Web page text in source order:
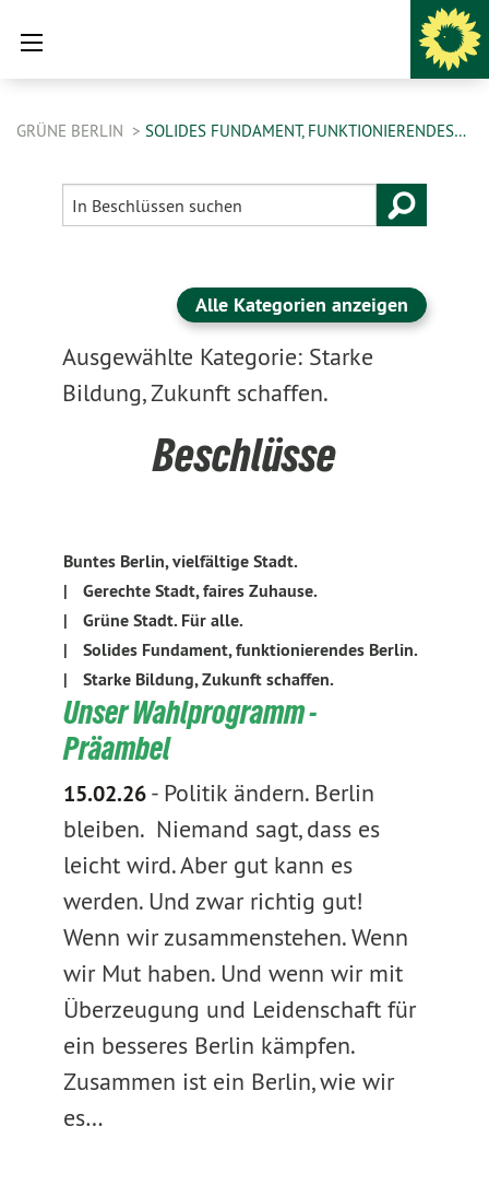
GRÜNE BERLIN SOLIDES FUNDAMENT, FUNKTIONIERENDES…
Alle Kategorien anzeigen
Ausgewählte Kategorie: Starke
Bildung, Zukunft schaffen.
Beschlüsse
Buntes Berlin, vielfältige Stadt.
|
Gerechte Stadt, faires Zuhause.
|
Grüne Stadt. Für alle.
|
Solides Fundament, funktionierendes Berlin.
|
Starke Bildung, Zukunft schaffen.
Unser Wahlprogramm -
Präambel
15.02.26- Politik ändern. Berlin
bleiben. Niemand sagt, dass es
leicht wird. Aber gut kann es
werden. Und zwar richtig gut!
Wenn wir zusammenstehen. Wenn
wir Mut haben. Und wenn wir mit
Überzeugung und Leidenschaft für
ein besseres Berlin kämpfen.
Zusammen ist ein Berlin, wie wir
es…